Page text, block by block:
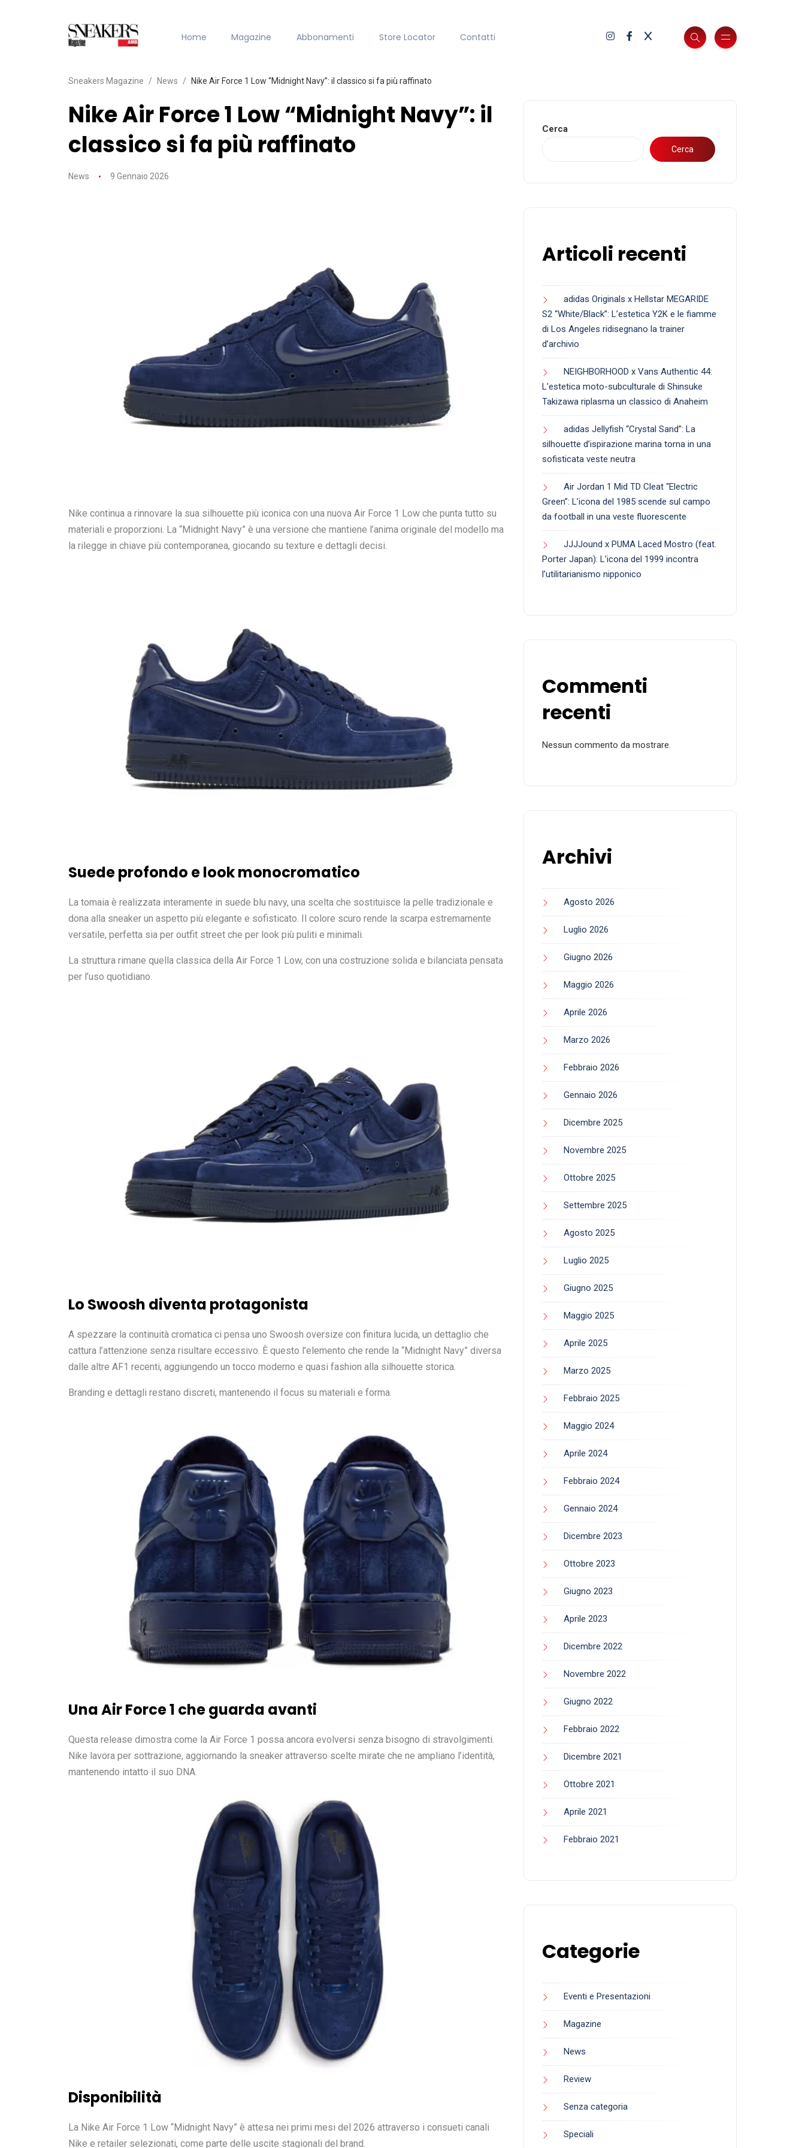
Home Magazine Abbonamenti Store Locator Contatti
Sneakers Magazine News Nike Air Force 1 Low “Midnight Navy”: il classico si fa più raffinato
Nike Air Force 1 Low “Midnight Navy”: il
classico si fa più raffinato
News 9 Gennaio 2026
Nike continua a rinnovare la sua silhouette più iconica con una nuova Air Force 1 Low che punta tutto su
materiali e proporzioni. La “Midnight Navy” è una versione che mantiene l’anima originale del modello ma
la rilegge in chiave più contemporanea, giocando su texture e dettagli decisi.
Suedeprofondo elookmonocromatico
La tomaia è realizzata interamente in suede blu navy, una scelta che sostituisce la pelle tradizionale e
dona alla sneaker un aspetto più elegante e sofisticato. Il colore scuro rende la scarpa estremamente
versatile, perfetta sia per outfit street che per look più puliti e minimali.
La struttura rimane quella classica della Air Force 1 Low, con una costruzione solida e bilanciata pensata
per l’uso quotidiano.
Lo Swoosh diventa protagonista
A spezzare la continuità cromatica ci pensa uno Swoosh oversize con finitura lucida, un dettaglio che
cattura l’attenzione senza risultare eccessivo. È questo l’elemento che rende la “Midnight Navy” diversa
dalle altre AF1 recenti, aggiungendo un tocco moderno e quasi fashion alla silhouette storica.
Branding e dettagli restano discreti, mantenendo il focus su materiali e forma.
Una Air Force 1 che guarda avanti
Questa release dimostra come la Air Force 1 possa ancora evolversi senza bisogno di stravolgimenti.
Nike lavora per sottrazione, aggiornando la sneaker attraverso scelte mirate che ne ampliano l’identità,
mantenendo intatto il suo DNA.
Disponibilità
La Nike Air Force 1 Low “Midnight Navy” è attesa nei primi mesi del 2026 attraverso i consueti canali
Nike e retailer selezionati, come parte delle uscite stagionali del brand.
Cerca
Cerca
Articoli recenti
adidas Originals x Hellstar MEGARIDE
S2 “White/Black”: L’estetica Y2K e le fiamme
di Los Angeles ridisegnano la trainer
d’archivio
NEIGHBORHOOD x Vans Authentic 44:
L’estetica moto-subculturale di Shinsuke
Takizawa riplasma un classico di Anaheim
adidas Jellyfish “Crystal Sand”: La
silhouette d’ispirazione marina torna in una
sofisticata veste neutra
Air Jordan 1 Mid TD Cleat “Electric
Green”: L’icona del 1985 scende sul campo
da football in una veste fluorescente
JJJJound x PUMA Laced Mostro (feat.
Porter Japan): L’icona del 1999 incontra
l’utilitarianismo nipponico
Commenti
recenti
Nessun commento da mostrare.
Archivi
Agosto 2026
Luglio 2026
Giugno 2026
Maggio 2026
Aprile 2026
Marzo 2026
Febbraio 2026
Gennaio 2026
Dicembre 2025
Novembre 2025
Ottobre 2025
Settembre 2025
Agosto 2025
Luglio 2025
Giugno 2025
Maggio 2025
Aprile 2025
Marzo 2025
Febbraio 2025
Maggio 2024
Aprile 2024
Febbraio 2024
Gennaio 2024
Dicembre 2023
Ottobre 2023
Giugno 2023
Aprile 2023
Dicembre 2022
Novembre 2022
Giugno 2022
Febbraio 2022
Dicembre 2021
Ottobre 2021
Aprile 2021
Febbraio 2021
Categorie
Eventi e Presentazioni
Magazine
News
Review
Senza categoria
Speciali